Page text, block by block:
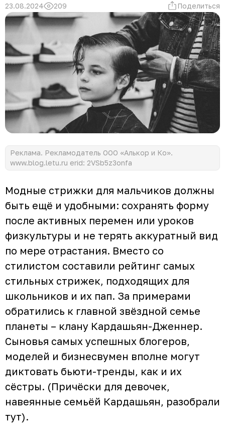
23.08.2024 209 Поделиться
Реклама. Рекламодатель ООО «Алькор и Ко».
www.blog.letu.ru erid: 2VSb5z3onfa
Модные стрижки для мальчиков должны
быть ещё и удобными: сохранять форму
после активных перемен или уроков
физкультуры и не терять аккуратный вид
по мере отрастания. Вместо со
стилистом составили рейтинг самых
стильных стрижек, подходящих для
школьников и их пап. За примерами
обратились к главной звёздной семье
планеты – клану Кардашьян-Дженнер.
Сыновья самых успешных блогеров,
моделей и бизнесвумен вполне могут
диктовать бьюти-тренды, как и их
сёстры. (Причёски для девочек,
навеянные семьёй Кардашьян, разобрали
тут).